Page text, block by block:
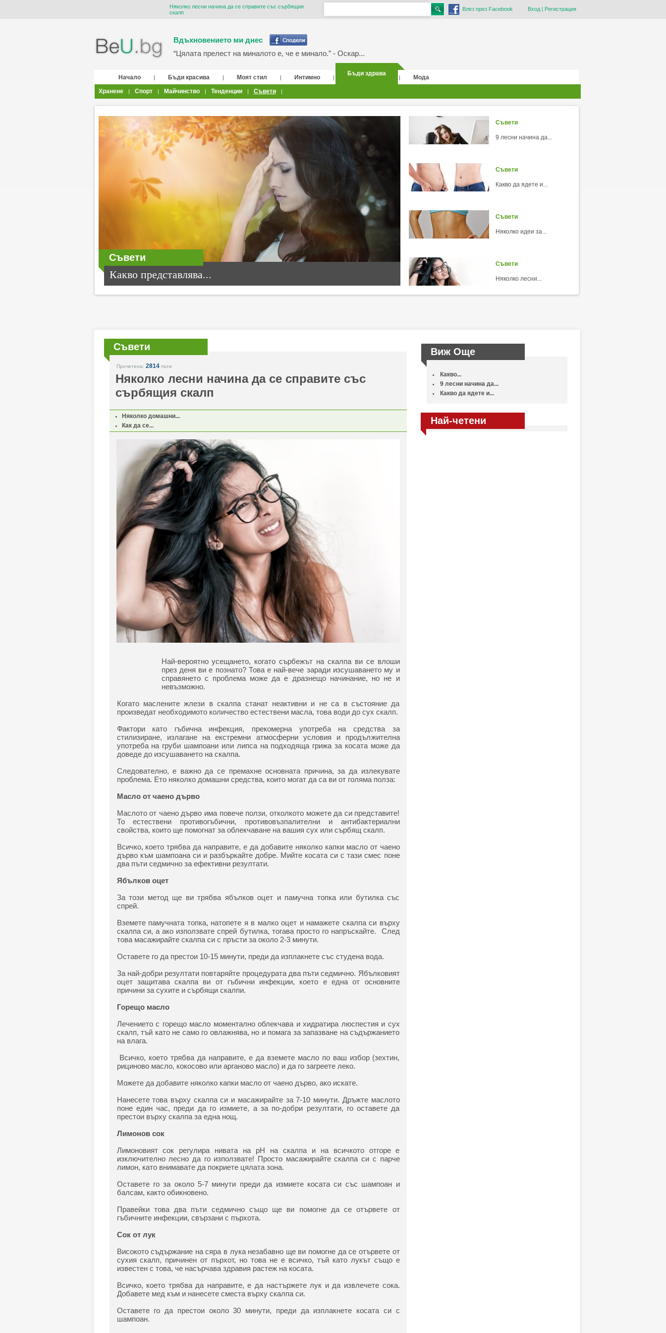
Няколко лесни начина да се справите със сърбящия
скалп
Влез през Facebook Вход| Регистрация
Вдъхновението ми днес
“Цялата прелест на миналото е, че е минало.” - Оскар...
Начало | Бъди красива | Моят стил | Интимно |
Бъди здрава
|
Мода
Хранене
| Спорт | Майчинство | Тенденции | Съвети |
Съвети
Какво представлява...
Съвети
9 лесни начина да...
Съвети
Какво да ядете и...
Съвети
Няколко идеи за...
Съвети
Няколко лесни...
Съвети
Прочетена: 2814пъти
Няколко лесни начина да се справите със
сърбящия скалп
Няколко домашни...
Как да се...
Най-вероятно усещането, когато сърбежът на скалпа ви се влоши
през деня ви е познато? Това е най-вече заради изсушаването му и
справянето с проблема може да е дразнещо начинание, но не и
невъзможно.
Когато маслените жлези в скалпа станат неактивни и не са в състояние да
произведат необходимото количество естествени масла, това води до сух скалп.
Фактори като гъбична инфекция, прекомерна употреба на средства за
стилизиране, излагане на екстремни атмосферни условия и продължителна
употреба на груби шампоани или липса на подходяща грижа за косата може да
доведе до изсушаването на скалпа.
Следователно, е важно да се премахне основната причина, за да излекувате
проблема. Ето няколко домашни средства, които могат да са ви от голяма полза:
Масло от чаено дърво
Маслото от чаено дърво има повече ползи, отколкото можете да си представите!
То естествени противогъбични, противовъзпалителни и антибактериални
свойства, които ще помогнат за облекчаване на вашия сух или сърбящ скалп.
Всичко, което трябва да направите, е да добавите няколко капки масло от чаено
дърво към шампоана си и разбъркайте добре. Мийте косата си с тази смес поне
два пъти седмично за ефективни резултати.
Ябълков оцет
За този метод ще ви трябва ябълков оцет и памучна топка или бутилка със
спрей.
Вземете памучната топка, натопете я в малко оцет и намажете скалпа си върху
скалпа си, а ако използвате спрей бутилка, тогава просто го напръскайте. След
това масажирайте скалпа си с пръсти за около 2-3 минути.
Оставете го да престои 10-15 минути, преди да изплакнете със студена вода.
За най-добри резултати повтаряйте процедурата два пъти седмично. Ябълковият
оцет защитава скалпа ви от гъбични инфекции, което е една от основните
причини за сухите и сърбящи скалпи.
Горещо масло
Лечението с горещо масло моментално облекчава и хидратира люспестия и сух
скалп, тъй като не само го овлажнява, но и помага за запазване на съдържанието
на влага.
Всичко, което трябва да направите, е да вземете масло по ваш избор (зехтин,
рициново масло, кокосово или арганово масло) и да го загреете леко.
Можете да добавите няколко капки масло от чаено дърво, ако искате.
Нанесете това върху скалпа си и масажирайте за 7-10 минути. Дръжте маслото
поне един час, преди да го измиете, а за по-добри резултати, го оставете да
престои върху скалпа за една нощ.
Лимонов сок
Лимоновият сок регулира нивата на pH на скалпа и на всичкото отгоре е
изключително лесно да го използвате! Просто масажирайте скалпа си с парче
лимон, като внимавате да покриете цялата зона.
Оставете го за около 5-7 минути преди да измиете косата си със шампоан и
балсам, както обикновено.
Правейки това два пъти седмично също ще ви помогне да се отървете от
гъбичните инфекции, свързани с пърхота.
Сок от лук
Високото съдържание на сяра в лука незабавно ще ви помогне да се отървете от
сухия скалп, причинен от пърхот, но това не е всичко, тъй като лукът също е
известен с това, че насърчава здравия растеж на косата.
Всичко, което трябва да направите, е да настържете лук и да извлечете сока.
Добавете мед към и нанесете сместа върху скалпа си.
Оставете го да престои около 30 минути, преди да изплакнете косата си с
шампоан.
Виж Още
Какво...
9 лесни начина да...
Какво да ядете и...
Най-четени